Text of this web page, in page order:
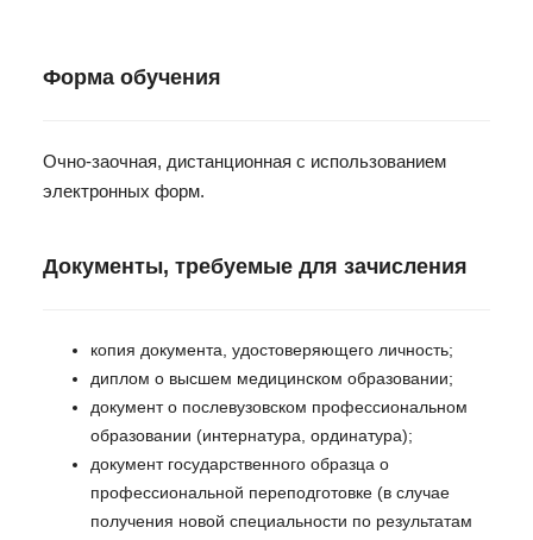
Форма обучения
Очно-заочная, дистанционная с использованием
электронных форм.
Документы, требуемые для зачисления
копия документа, удостоверяющего личность;
диплом о высшем медицинском образовании;
документ о послевузовском профессиональном
образовании (интернатура, ординатура);
документ государственного образца о
профессиональной переподготовке (в случае
получения новой специальности по результатам